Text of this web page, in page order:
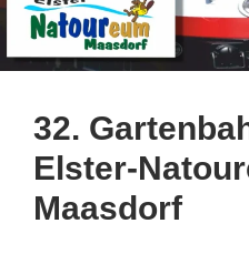
32.
Elster-
Maasdorf